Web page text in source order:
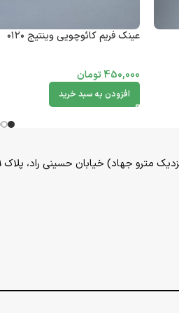
عینک فریم کائوچویی وینتیج ۰۱۲۰
450,000 تومان
افزودن به سبد خرید
جهاد) خیابان حسینی راد، پلاک ۳۹ واحد 8